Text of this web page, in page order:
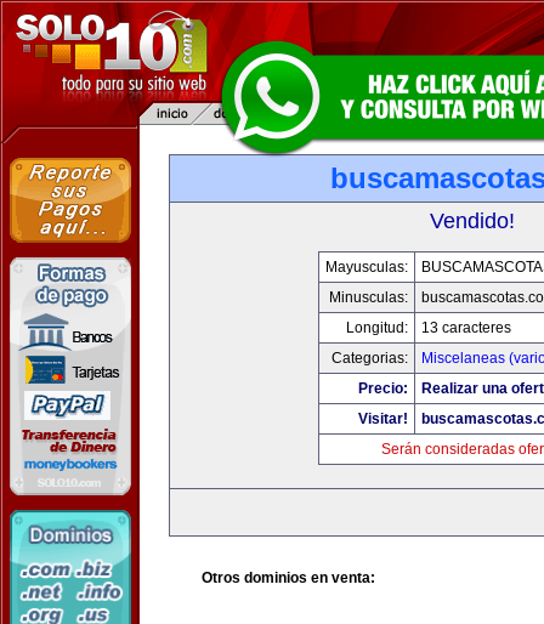
Vendido!
Mayusculas:
Minusculas:
Longitud:
13 caracteres
Categorias:
Miscelaneas
Precio:
Realizar una
Visitar!
Serán consideradas
Otros dominios en venta: